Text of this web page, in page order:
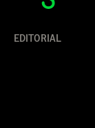
EDITORIAL